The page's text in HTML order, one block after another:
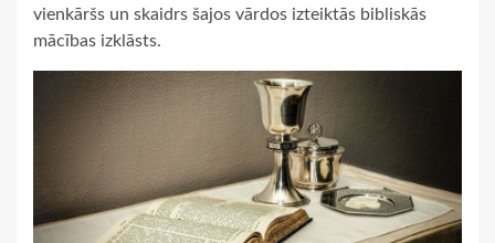
vienkāršs un skaidrs šajos vārdos izteiktās bibliskās
mācības izklāsts.